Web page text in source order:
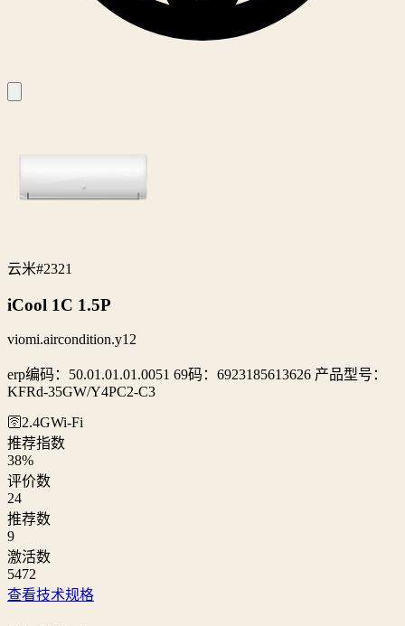
云米#2321
iCool 1C 1.5P
viomi.aircondition.y12
erp编码：50.01.01.01.0051 69码：6923185613626 产品型号：
KFRd-35GW/Y4PC2-C3
🛜2.4GWi‑Fi
推荐指数
38%
评价数
24
推荐数
9
激活数
5472
查看技术规格